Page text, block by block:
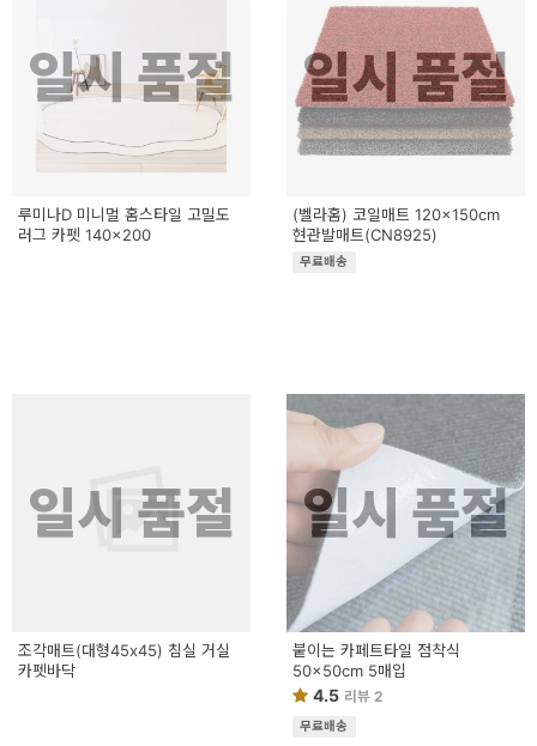
일시 품절
루미나D 미니멀 홈스타일 고밀도
러그 카펫 140x200
일시 품절
(벨라홈) 코일매트 120x150cm
현관발매트(CN8925)
무료배송
일시 품절
조각매트(대형45x45) 침실 거실
카펫바닥
일시 품절
붙이는 카페트타일 점착식
50x50cm 5매입
4.5 리뷰 2
무료배송